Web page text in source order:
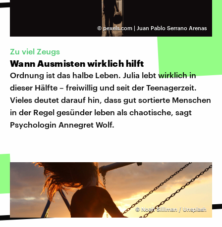
© pexels.com | Juan Pablo Serrano Arenas
Zu viel Zeugs
Wann Ausmisten wirklich hilft
Ordnung ist das halbe Leben. Julia lebt wirklich in
dieser Hälfte – freiwillig und seit der Teenagerzeit.
Vieles deutet darauf hin, dass gut sortierte Menschen
in der Regel gesünder leben als chaotische, sagt
Psychologin Annegret Wolf.
© Noah Silliman / Unsplash